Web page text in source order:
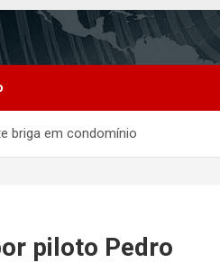
briga em condomínio
piloto Pedro